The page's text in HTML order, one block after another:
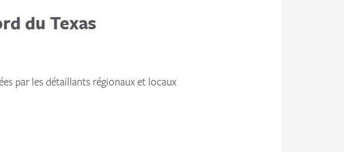
du Texas
par les détaillants régionaux et locaux